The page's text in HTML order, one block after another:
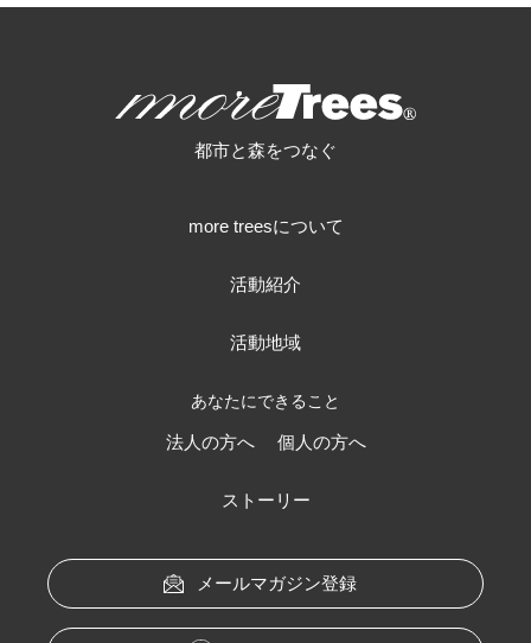
都市と森をつなぐ
more treesについて
活動紹介
活動地域
あなたにできること
法人の方へ 個人の方へ
ストーリー
メールマガジン登録